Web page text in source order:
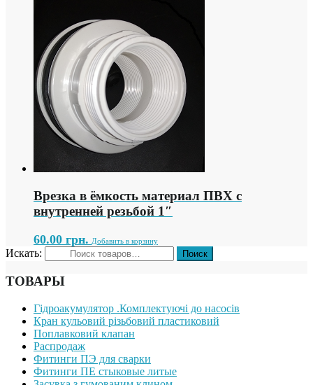
Врезка в ёмкость материал ПВХ с
внутренней резьбой 1″
60.00 грн. Добавить в корзину
Искать:
ТОВАРЫ
Гідроакумулятор .Комплектуючі до насосів
Кран кульовий різьбовий пластиковий
Поплавковий клапан
Распродаж
Фитинги ПЭ для сварки
Фитинги ПЕ стыковые литые